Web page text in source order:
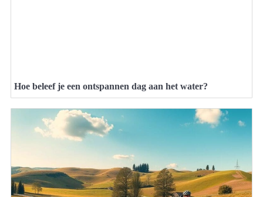
Hoe beleef je een ontspannen dag aan het water?